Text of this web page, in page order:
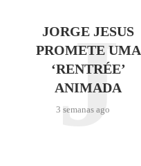
JORGE JESUS
PROMETE UMA
‘RENTRÉE’
ANIMADA
3 semanas ago
J